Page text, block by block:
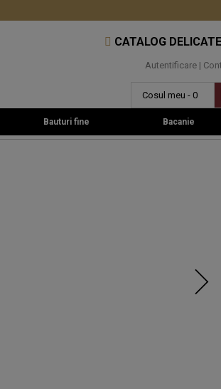
CATALOG
Autentificare |
Cosul meu - 0
Bauturi fine Bacanie